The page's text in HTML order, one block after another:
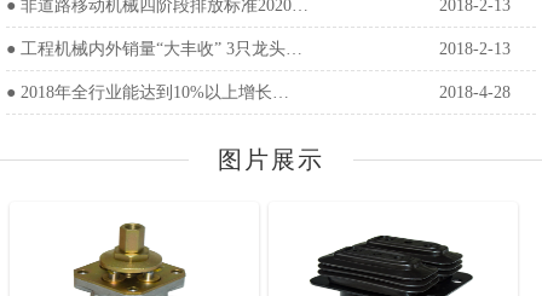
● 非道路移动机械四阶段排放标准2020… 2018-2-13
● 工程机械内外销量“大丰收” 3只龙头… 2018-2-13
● 2018年全行业能达到10%以上增长… 2018-4-28
图片展示